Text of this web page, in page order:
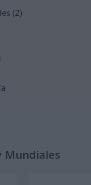
(2)
Mundiales